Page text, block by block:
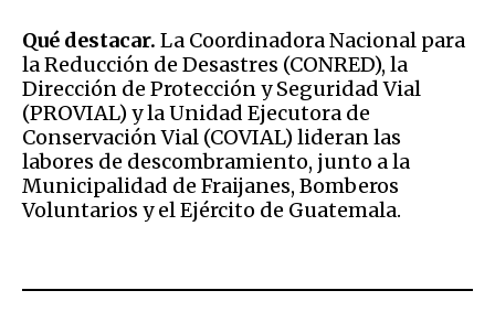
Qué destacar. La Coordinadora Nacional para
la Reducción de Desastres (CONRED), la
Dirección de Protección y Seguridad Vial
(PROVIAL) y la Unidad Ejecutora de
Conservación Vial (COVIAL) lideran las
labores de descombramiento, junto a la
Municipalidad de Fraijanes, Bomberos
Voluntarios y el Ejército de Guatemala.